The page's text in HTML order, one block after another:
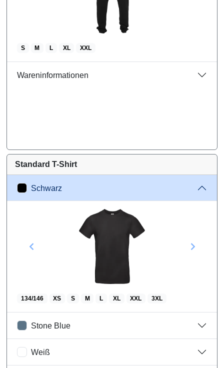
S M L XL XXL
Wareninformationen
Standard T-Shirt
Schwarz
134/146 XS S M L XL XXL 3XL
Stone Blue
Weiß